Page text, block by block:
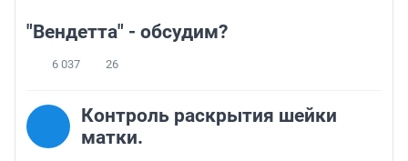
"Вендетта" - обсудим?
6 037 26
Контроль раскрытия шейки
матки.